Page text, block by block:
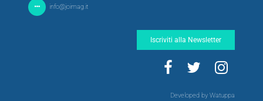
info@joimag.it
Iscriviti alla Newsletter
Developed by Watuppa